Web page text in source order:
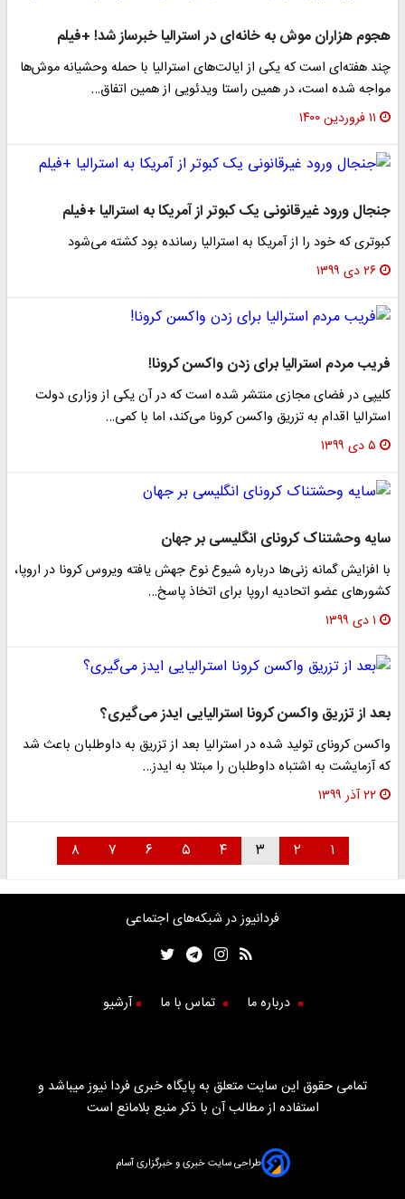
هجوم هزاران موش‌ به خانه‌ای در استرالیا خبرساز شد! +فیلم
چند هفته‌ای است که یکی از ایالت‌های استرالیا با حمله وحشیانه موش‌ها
مواجه شده است، در همین راستا ویدئویی از همین اتفاق…
۱۱ فروردین ۱۴۰۰
جنجال ورود غیرقانونی یک کبوتر از آمریکا به استرالیا +فیلم
کبوتری که خود را از آمریکا به استرالیا رسانده بود کشته می‌شود
۲۶ دی ۱۳۹۹
فریب مردم استرالیا برای زدن واکسن کرونا!
کلیپی در فضای مجازی منتشر شده است که در آن یکی از وزاری دولت
استرالیا اقدام به تزریق واکسن کرونا می‌کند، اما با کمی…
۵ دی ۱۳۹۹
سایه وحشتناک کرونای انگلیسی بر جهان
با افزایش گمانه زنی‌ها درباره شیوع نوع جهش یافته ویروس کرونا در اروپا،
کشور‌های عضو اتحادیه اروپا برای اتخاذ پاسخ…
۱ دی ۱۳۹۹
بعد از تزریق واکسن کرونا استرالیایی ایدز می‌گیری؟
واکسن کرونای تولید شده در استرالیا بعد از تزریق به داوطلبان باعث شد
که آزمایشت به اشتباه داوطلبان را مبتلا به ایدز…
۲۲ آذر ۱۳۹۹
۱ ۲ ۳ ۴ ۵ ۶ ۷ ۸
فردانیوز در شبکه‌های اجتماعی
درباره ما تماس با ما آرشیو
تمامی حقوق این سایت متعلق به پایگاه خبری فردا نیوز میباشد و
استفاده از مطالب آن با ذکر منبع بلامانع است
طراحی سایت خبری و خبرگزاری آسام